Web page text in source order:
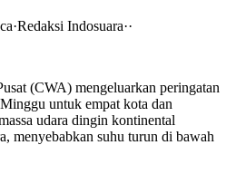
·Redaksi Indosuara··
(CWA) mengeluarkan peringatan
untuk empat kota dan
udara dingin kontinental
menyebabkan suhu turun di bawah